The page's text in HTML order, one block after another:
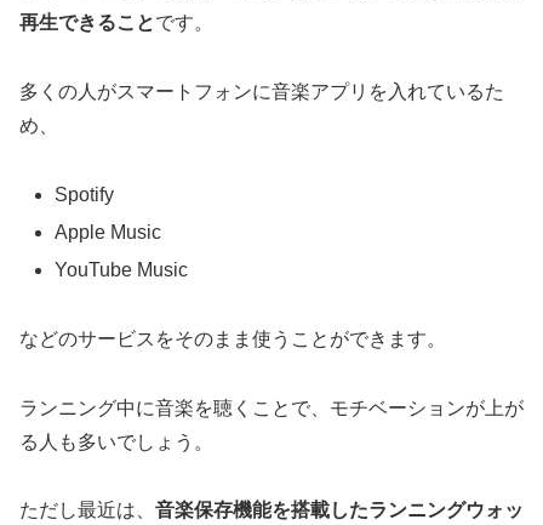
再生できることです。
多くの人がスマートフォンに音楽アプリを入れているた
め、
Spotify
Apple Music
YouTube Music
などのサービスをそのまま使うことができます。
ランニング中に音楽を聴くことで、モチベーションが上が
る人も多いでしょう。
ただし最近は、 音楽保存機能を搭載したランニングウォッ